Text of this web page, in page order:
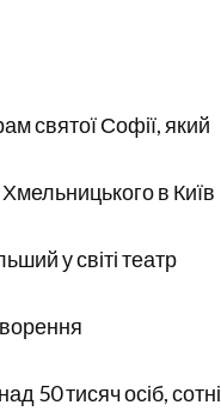
святої Софії, який
в Київ
у світі театр
50 тисяч осіб, сотні